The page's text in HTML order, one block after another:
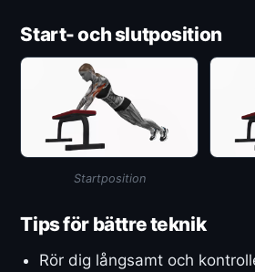
Start- och slutposition
Startposition
Tips för bättre teknik
Rör dig långsamt och